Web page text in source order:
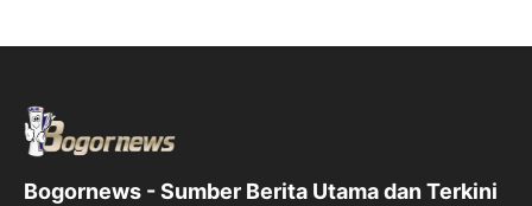
Bogornews - Sumber Berita Utama dan Terkini